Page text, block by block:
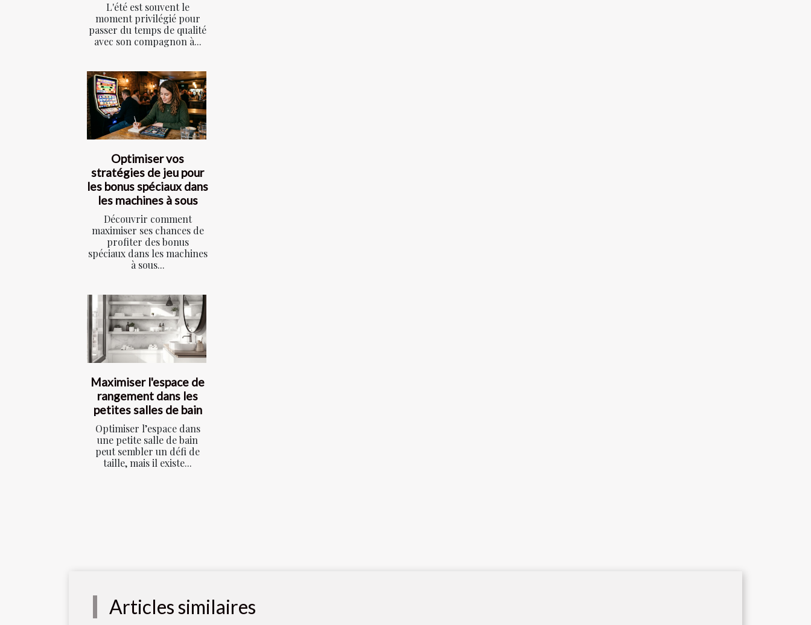
L'été est souvent le
moment privilégié pour
passer du temps de qualité
avec son compagnon à...
Optimiser vos
stratégies de jeu pour
les bonus spéciaux dans
les machines à sous
Découvrir comment
maximiser ses chances de
profiter des bonus
spéciaux dans les machines
à sous...
Maximiser l'espace de
rangement dans les
petites salles de bain
Optimiser l’espace dans
une petite salle de bain
peut sembler un défi de
taille, mais il existe...
Articles similaires